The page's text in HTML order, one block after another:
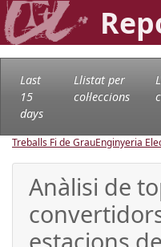
Last
15
days
Llistat per
col·leccions
Treballs Fi de GrauEnginyeria
Anàlisi de